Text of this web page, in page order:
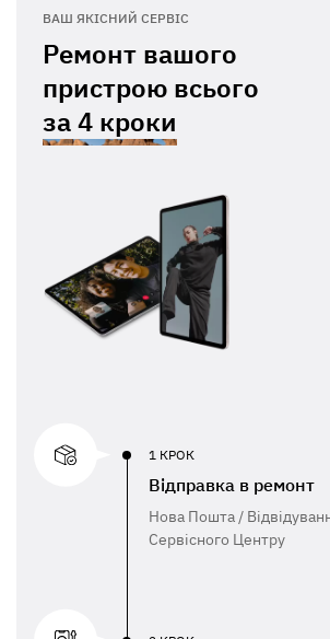
ВАШ ЯКІСНИЙ СЕРВІС
Ремонт вашого
пристрою всього
за4 кроки
1 КРОК
Відправка в ремонт
Нова Пошта /
Сервісного Центру